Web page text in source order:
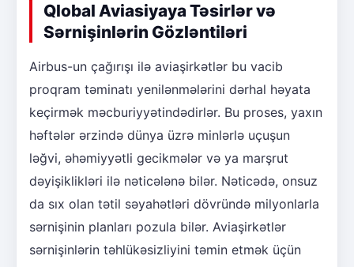
Qlobal Aviasiyaya Təsirlər və
Sərnişinlərin Gözləntiləri
Airbus-un çağırışı ilə aviaşirkətlər bu vacib
proqram təminatı yenilənmələrini dərhal həyata
keçirmək məcburiyyətindədirlər. Bu proses, yaxın
həftələr ərzində dünya üzrə minlərlə uçuşun
ləğvi, əhəmiyyətli gecikmələr və ya marşrut
dəyişiklikləri ilə nəticələnə bilər. Nəticədə, onsuz
da sıx olan tətil səyahətləri dövründə milyonlarla
sərnişinin planları pozula bilər. Aviaşirkətlər
sərnişinlərin təhlükəsizliyini təmin etmək üçün